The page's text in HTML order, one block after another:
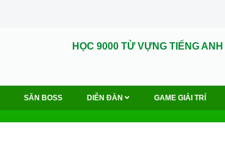
HỌC 9000 TỪ VỰNG TIẾNG ANH
SĂN BOSS DIỄN ĐÀN GAME GIẢI TRÍ